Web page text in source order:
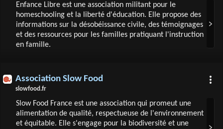
Enfance Libre est une association militant pour le
homeschooling et la liberté d'éducation. Elle propose des
informations sur la désobéissance civile, des témoignages
et des ressources pour les familles pratiquant l'instruction
en famille.
Association Slow Food
slowfood.fr
Slow Food France est une association qui promeut une
alimentation de qualité, respectueuse de l'environnement
et équitable. Elle s'engage pour la biodiversité et une